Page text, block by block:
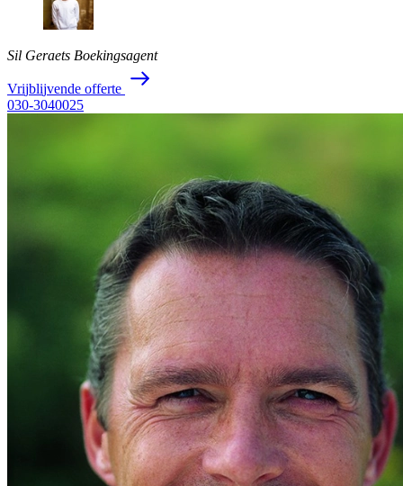
Sil Geraets Boekingsagent
Vrijblijvende offerte
030-3040025